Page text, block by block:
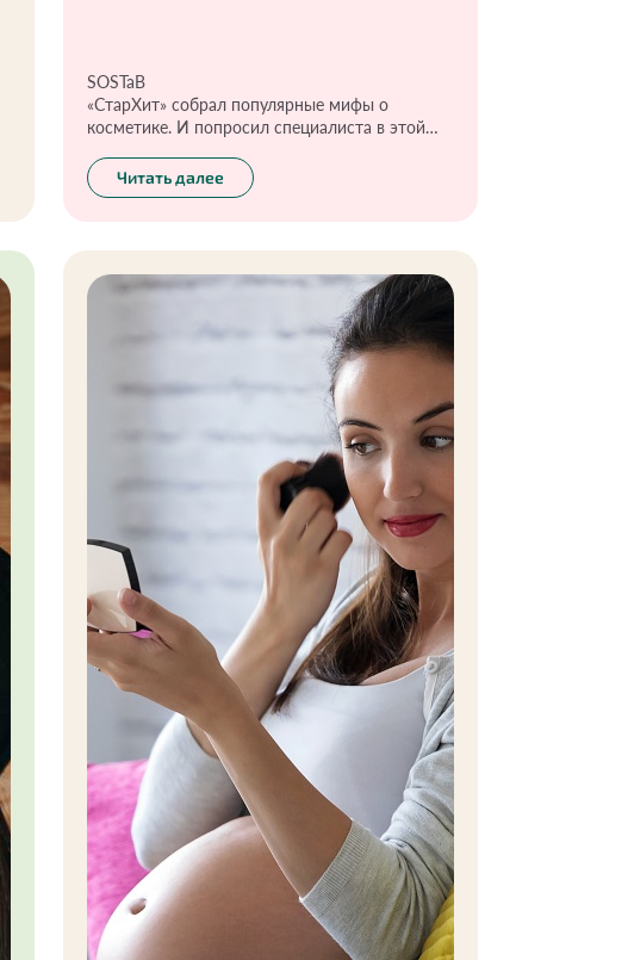
SOSTaB
«СтарХит» собрал популярные мифы о
косметике. И попросил специалиста в этой
Инесса Генералова , экоблогер
Читать далее